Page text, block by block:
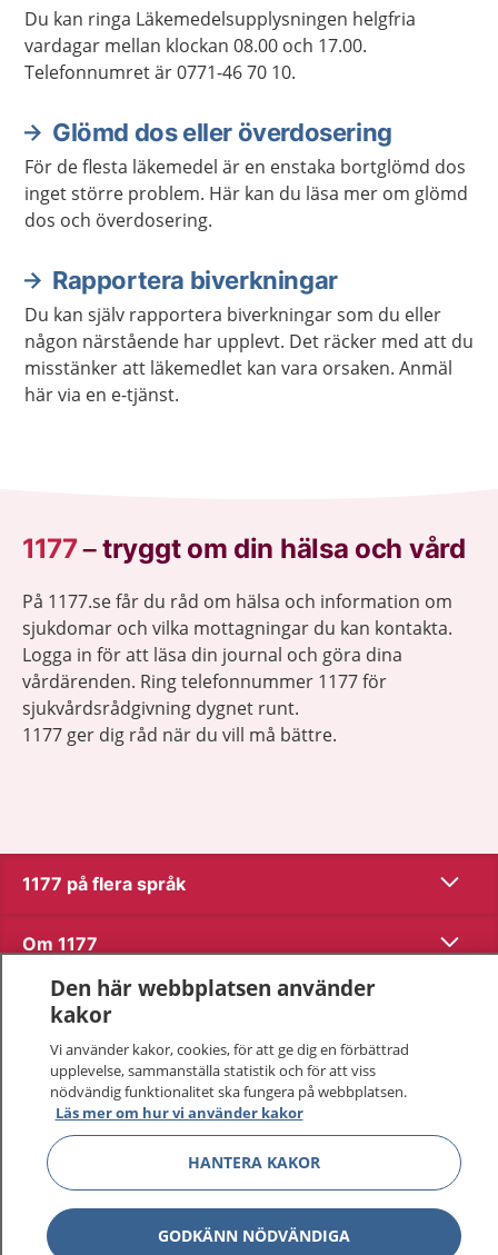
Du kan ringa Läkemedelsupplysningen helgfria
vardagar mellan klockan 08.00 och 17.00.
Telefonnumret är 0771-46 70 10.
Glömd dos eller överdosering
För de flesta läkemedel är en enstaka bortglömd dos
inget större problem. Här kan du läsa mer om glömd
dos och överdosering.
Rapportera biverkningar
Du kan själv rapportera biverkningar som du eller
någon närstående har upplevt. Det räcker med att du
misstänker att läkemedlet kan vara orsaken. Anmäl
här via en e-tjänst.
1177–tryggt om din hälsa och vård
På 1177.se får du råd om hälsa och information om
sjukdomar och vilka mottagningar du kan kontakta.
Logga in för att läsa din journal och göra dina
vårdärenden. Ring telefonnummer 1177 för
sjukvårdsrådgivning dygnet runt.
1177 ger dig råd när du vill må bättre.
1177 på flera språk Visa
Om 1177 Visa
Kontakt
Behandling av personuppgifter
Hantering av kakor
Inställningar för kakor
Den här webbplatsen använder
kakor
Vi använder kakor, cookies, för att ge dig en förbättrad
upplevelse, sammanställa statistik och för att viss
nödvändig funktionalitet ska fungera på webbplatsen.
Läs mer om hur vi använder kakor
HANTERA KAKOR
GODKÄNN NÖDVÄNDIGA